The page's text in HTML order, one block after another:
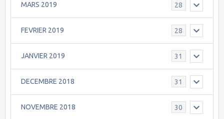
MARS 2019 28
FEVRIER 2019 28
JANVIER 2019 31
DECEMBRE 2018 31
NOVEMBRE 2018 30